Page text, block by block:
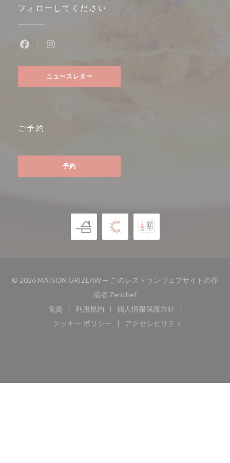
フォローしてください
ニュースレター
ご予約
予約
© 2026 MAISON GRIZLAW — このレストランウェブサイトの作
成者 Zenchef((新しいウィンドウで開きま
免責
((新しいウィンドウで開きます))
利用規約
((新しいウィンドウで開きます))
個人情報保護方針
((新しいウィンドウで開
クッキー ポリシー
((新しいウィンドウで開きます))
アクセシビリティ
((新しいウィンドウで